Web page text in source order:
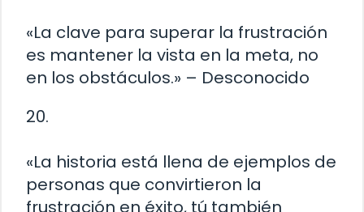
«La clave para superar la frustración
es mantener la vista en la meta, no
en los obstáculos.» – Desconocido
20.
«La historia está llena de ejemplos de
personas que convirtieron la
frustración en éxito, tú también